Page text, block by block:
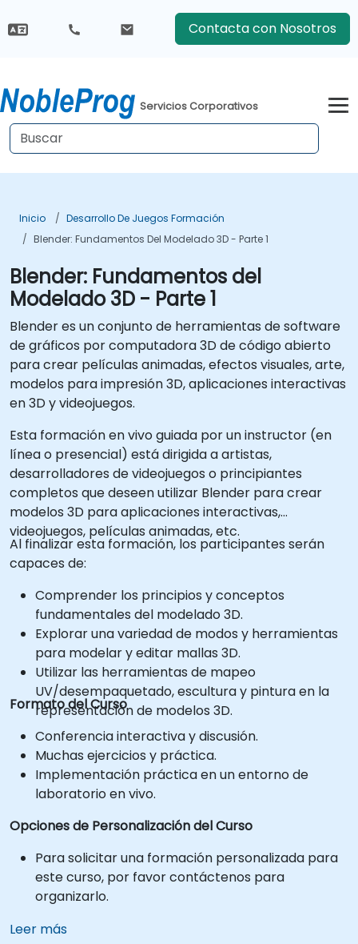
Contacta con Nosotros
Servicios Corporativos
Inicio
Desarrollo De Juegos Formación
Blender: Fundamentos Del Modelado 3D - Parte 1
Blender: Fundamentos del
Modelado 3D - Parte 1
Blender es un conjunto de herramientas de software
de gráficos por computadora 3D de código abierto
para crear películas animadas, efectos visuales, arte,
modelos para impresión 3D, aplicaciones interactivas
en 3D y videojuegos.
Esta formación en vivo guiada por un instructor (en
línea o presencial) está dirigida a artistas,
desarrolladores de videojuegos o principiantes
completos que deseen utilizar Blender para crear
modelos 3D para aplicaciones interactivas,
videojuegos, películas animadas, etc.
Al finalizar esta formación, los participantes serán
capaces de:
Comprender los principios y conceptos
fundamentales del modelado 3D.
Explorar una variedad de modos y herramientas
para modelar y editar mallas 3D.
Utilizar las herramientas de mapeo
UV/desempaquetado, escultura y pintura en la
representación de modelos 3D.
Formato del Curso
Conferencia interactiva y discusión.
Muchas ejercicios y práctica.
Implementación práctica en un entorno de
laboratorio en vivo.
Opciones de Personalización del Curso
Para solicitar una formación personalizada para
este curso, por favor contáctenos para
organizarlo.
Leer más